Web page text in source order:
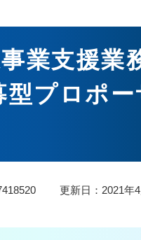
業支援業
プロポ
更新日：2021年